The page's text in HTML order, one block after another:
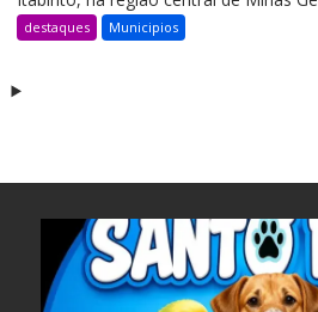
destaques Municipios